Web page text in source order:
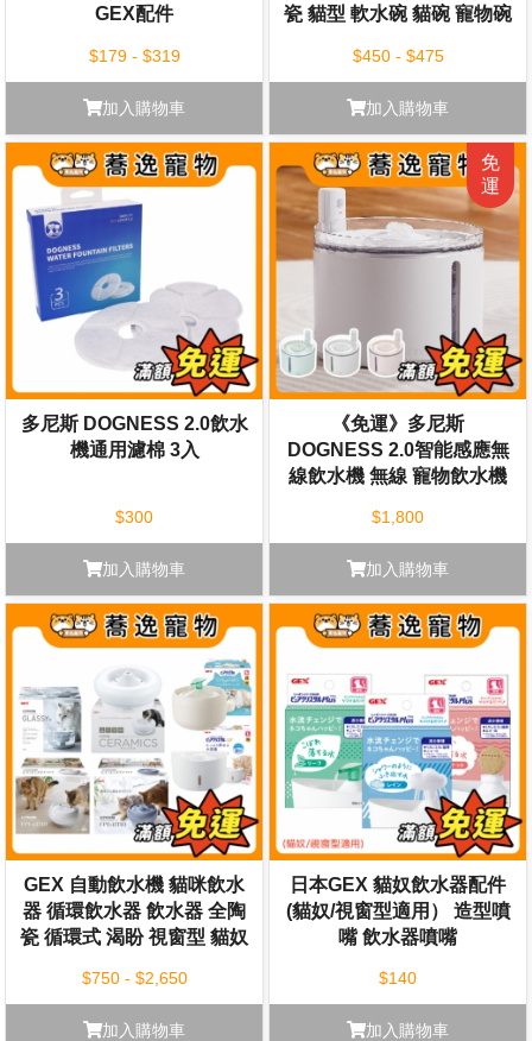
GEX配件
$179 - $319
加入購物車
瓷 貓型 軟水碗 貓碗 寵物碗
$450 - $475
加入購物車
多尼斯 DOGNESS 2.0飲水
機通用濾棉 3入
$300
加入購物車
《免運》多尼斯
DOGNESS 2.0智能感應無
線飲水機 無線 寵物飲水機
$1,800
加入購物車
GEX 自動飲水機 貓咪飲水
器 循環飲水器 飲水器 全陶
瓷 循環式 渴盼 視窗型 貓奴
$750 - $2,650
加入購物車
日本GEX 貓奴飲水器配件
(貓奴/視窗型適用） 造型噴
嘴 飲水器噴嘴
$140
加入購物車